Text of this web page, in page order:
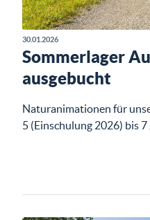
30.01.2026
Sommerlager
ausgebucht
Naturanimationen für
5 (Einschulung 2026) bis 7